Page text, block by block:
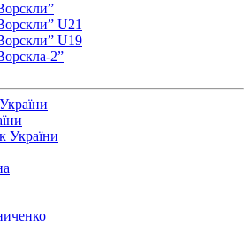
U21
U19
2”
України